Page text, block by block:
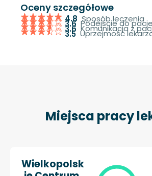
Oceny szczegółowe
4.8 Sposób leczenia
3.6 Podejście do
3.6 Komunikacja z
3.5 Uprzejmość
Miejsca pracy
Wielkopolsk